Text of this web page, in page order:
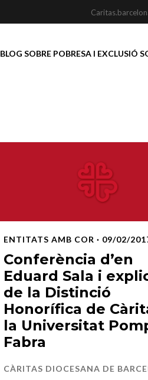
BLOG SOBRE POBRESA I EXCLUSIÓ
ENTITATS AMB COR · 09/02/
Conferència d’en
Eduard Sala i
de la Distinció
Honorífica de
la Universitat
Fabra
CÀRITAS DIOCESANA DE